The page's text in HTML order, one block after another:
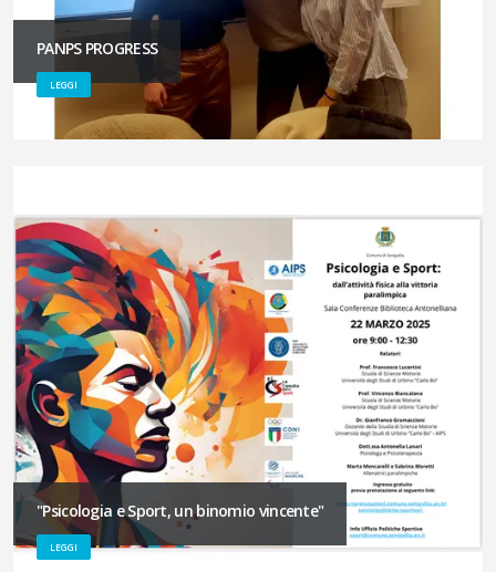
PANPS PROGRESS
LEGGI
"Psicologia e Sport, un binomio vincente"
LEGGI